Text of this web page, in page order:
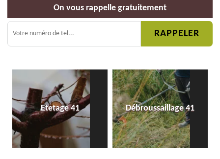
On vous rappelle gratuitement
Etetage 41 Débroussaillage 41